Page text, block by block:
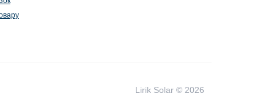
Lirik Solar © 2026